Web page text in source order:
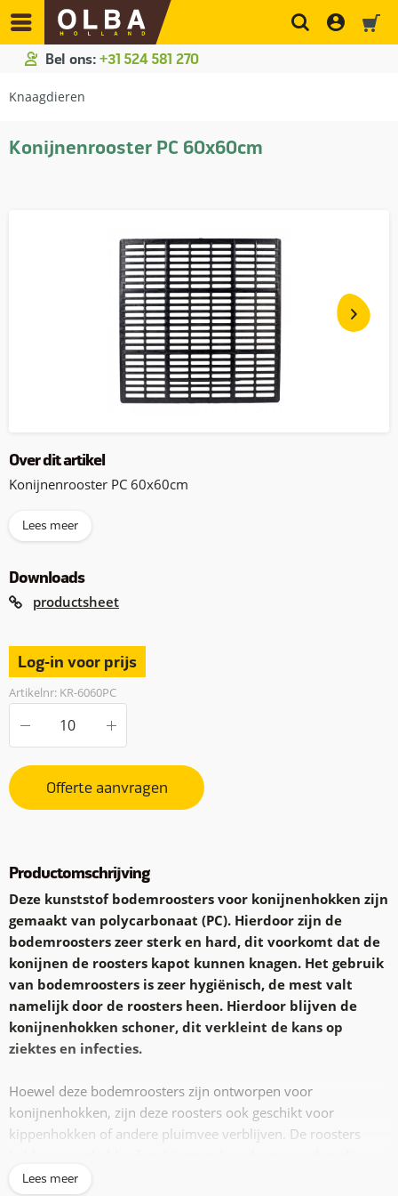
Bel ons: +31 524 581 270
Knaagdieren
Konijnenrooster PC 60x60cm
Over dit artikel
Konijnenrooster PC 60x60cm
Lees meer
Downloads
productsheet
Log-in voor prijs
Artikelnr: KR-6060PC
Offerte aanvragen
Productomschrijving
Deze kunststof bodemroosters voor konijnenhokken zijn
gemaakt van polycarbonaat (PC). Hierdoor zijn de
bodemroosters zeer sterk en hard, dit voorkomt dat de
konijnen de roosters kapot kunnen knagen. Het gebruik
van bodemroosters is zeer hygiënisch, de mest valt
namelijk door de roosters heen. Hierdoor blijven de
konijnenhokken schoner, dit verkleint de kans op
ziektes en infecties.
Hoewel deze bodemroosters zijn ontworpen voor
konijnenhokken, zijn deze roosters ook geschikt voor
kippenhokken of andere pluimvee verblijven. De roosters
voorkomt beschadiging aan de poten en het maakt deze
Lees meer